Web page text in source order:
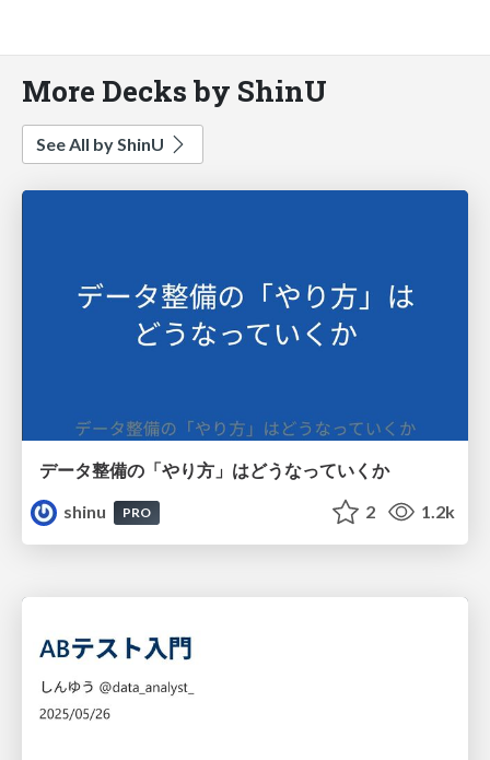
More Decks by ShinU
See All by ShinU
データ整備の「やり方」はどうなっていくか
shinu
PRO 2 1.2k